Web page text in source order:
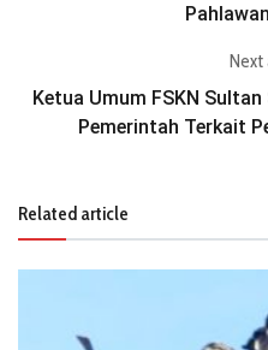
Next
Ketua Umum FSKN
Pemerintah Terkait
Related article